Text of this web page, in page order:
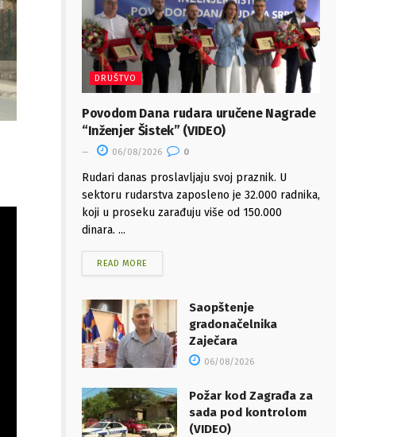
DRUŠTVO
Povodom Dana rudara uručene Nagrade
“Inženjer Šistek” (VIDEO)
06/08/2026 0
Rudari danas proslavljaju svoj praznik. U
sektoru rudarstva zaposleno je 32.000 radnika,
koji u proseku zarađuju više od 150.000
dinara. ...
READ MORE
Saopštenje
gradonačelnika
Zaječara
06/08/2026
Požar kod Zagrađa za
sada pod kontrolom
(VIDEO)